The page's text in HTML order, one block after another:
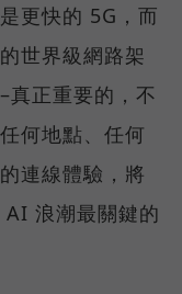
更快的 5G，而
世界級網路架
真正重要的，不
何地點、任何
連線體驗，將
浪潮最關鍵的